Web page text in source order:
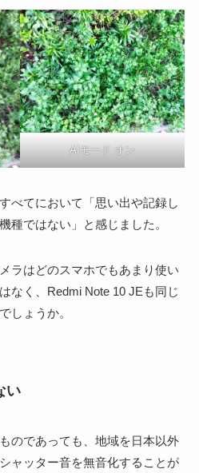
AIモード オン
べてにおいて「思い出や記録し
種ではない」と感じました。
ラはどのスマホでもあまり使い
なく、
Redmi Note 10 JEも同じ
しょうか。
い
のであっても、地域を日本以外
ャッター音を無音化することが